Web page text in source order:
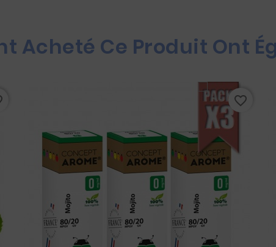
Acheté Ce Produit Ont
favorite_border